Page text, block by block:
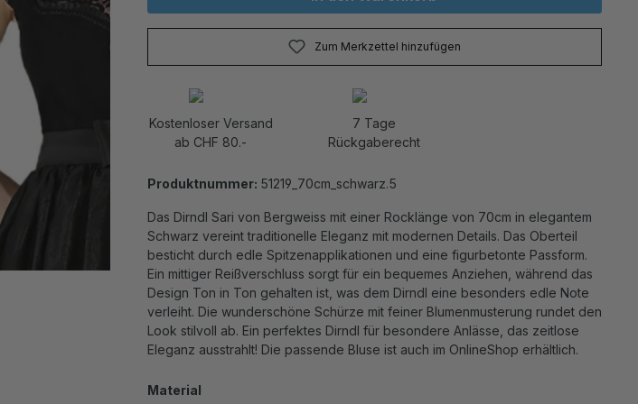
Zum Merkzettel hinzufügen
Kostenloser Versand
ab CHF 80.-
7 Tage
Rückgaberecht
Produktnummer: 51219_70cm_schwarz.5
Das Dirndl Sari von Bergweiss mit einer Rocklänge von 70cm in elegantem
Schwarz vereint traditionelle Eleganz mit modernen Details. Das Oberteil
besticht durch edle Spitzenapplikationen und eine figurbetonte Passform.
Ein mittiger Reißverschluss sorgt für ein bequemes Anziehen, während das
Design Ton in Ton gehalten ist, was dem Dirndl eine besonders edle Note
verleiht. Die wunderschöne Schürze mit feiner Blumenmusterung rundet den
Look stilvoll ab. Ein perfektes Dirndl für besondere Anlässe, das zeitlose
Eleganz ausstrahlt! Die passende Bluse ist auch im OnlineShop erhältlich.
Material